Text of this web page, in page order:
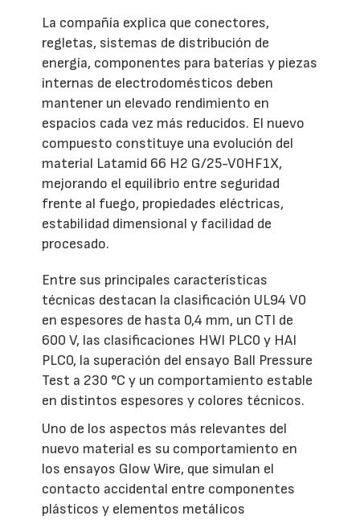
La compañía explica que conectores,
regletas, sistemas de distribución de
energía, componentes para baterías y piezas
internas de electrodomésticos deben
mantener un elevado rendimiento en
espacios cada vez más reducidos. El nuevo
compuesto constituye una evolución del
material Latamid 66 H2 G/25-V0HF1X,
mejorando el equilibrio entre seguridad
frente al fuego, propiedades eléctricas,
estabilidad dimensional y facilidad de
procesado.
Entre sus principales características
técnicas destacan la clasificación UL94 V0
en espesores de hasta 0,4 mm, un CTI de
600 V, las clasificaciones HWI PLC0 y HAI
PLC0, la superación del ensayo Ball Pressure
Test a 230 °C y un comportamiento estable
en distintos espesores y colores técnicos.
Uno de los aspectos más relevantes del
nuevo material es su comportamiento en
los ensayos Glow Wire, que simulan el
contacto accidental entre componentes
plásticos y elementos metálicos